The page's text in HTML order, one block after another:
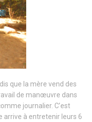
que la mère vend des
de manœuvre dans
journalier. C’est
arrive à entretenir leurs 6